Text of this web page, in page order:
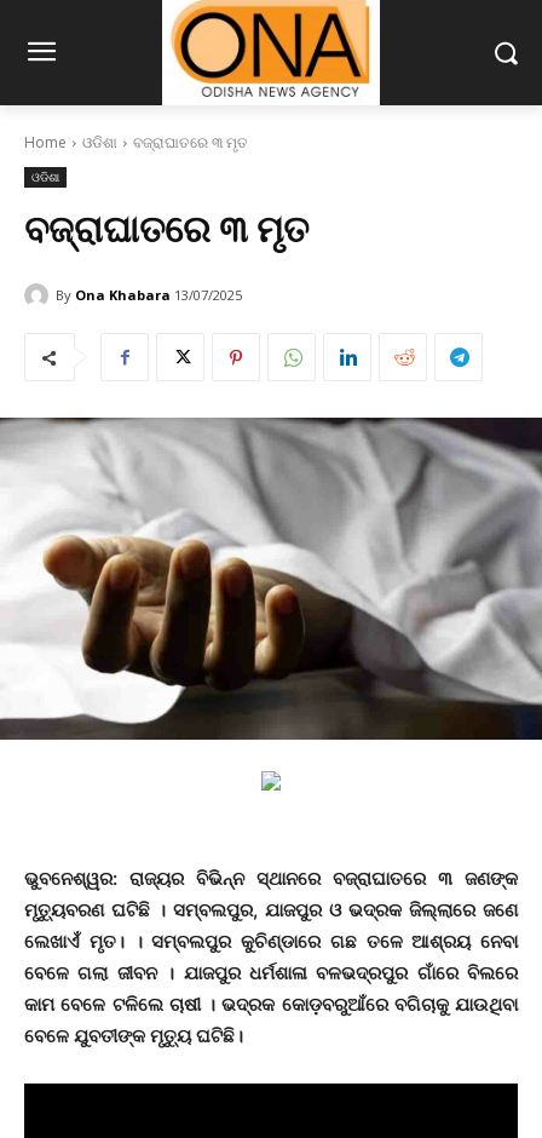
Home ଓଡିଶା ବଜ୍ରାଘାତରେ ୩ ମୃତ
ଓଡିଶା
ବଜ୍ରାଘାତରେ ୩ ମୃତ
By Ona Khabara 13/07/2025
ଭୁବନେଶ୍ୱର: ରାଜ୍ୟର ବିଭିନ୍ନ ସ୍ଥାନରେ ବଜ୍ରାଘାତରେ ୩ ଜଣଙ୍କ
ମୃତ୍ୟୁବରଣ ଘଟିଛି । ସମ୍ବଲପୁର, ଯାଜପୁର ଓ ଭଦ୍ରକ ଜିଲ୍ଲାରେ ଜଣେ
ଲେଖାଏଁ ମୃତ। । ସମ୍ବଲପୁର କୁଚିଣ୍ଡାରେ ଗଛ ତଳେ ଆଶ୍ରୟ ନେବା
ବେଳେ ଗଲା ଜୀବନ । ଯାଜପୁର ଧର୍ମଶାଳା ବଳଭଦ୍ରପୁର ଗାଁରେ ବିଲରେ
କାମ ବେଳେ ଟଳିଲେ ଚାଷୀ। ଭଦ୍ରକ କୋଡ଼ବରୁଆଁରେ ବଗିଚାକୁ ଯାଉଥିବା
ବେଳେ ଯୁବତୀଙ୍କ ମୃତ୍ୟୁଘଟିଛି ।